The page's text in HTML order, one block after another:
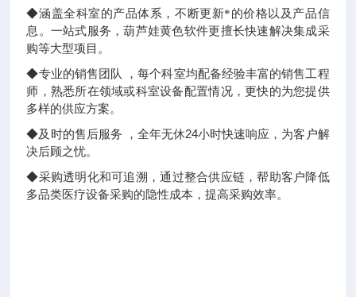
◆涵盖全科室的产品体系，不断更新*的价格以及产品信
息。一站式服务，葫芦娃黄色软件更擅长快速解决集成采
购等大型项目。
◆专业的销售团队 ，每个科室均配备经验丰富的销售工程
师，熟悉所在领域或科室设备配置情况，更快的为您提供
多样的供应方案。
◆及时的售后服务 ，全年无休24小时快速响应，为客户解
决后顾之忧。
◆采购透明化和可追溯，通过整合供应链，帮助客户降低
多品类医疗设备采购的隐性成本，提高采购效率。